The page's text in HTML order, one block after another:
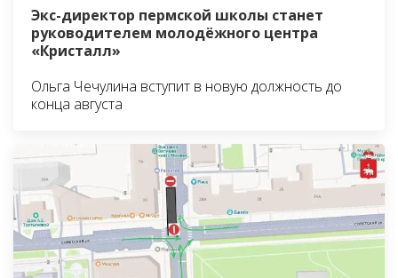
Экс-директор пермской школы станет
руководителем молодёжного центра
«Кристалл»
Ольга Чечулина вступит в новую должность до
конца августа